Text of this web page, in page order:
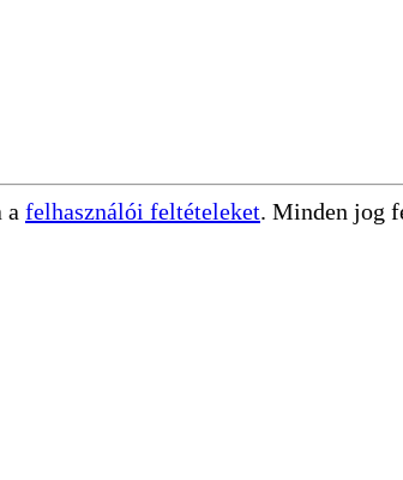
a felhasználói feltételeket. Minden jog